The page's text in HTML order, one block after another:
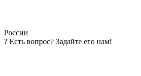
России
? Есть вопрос? Задайте его нам!